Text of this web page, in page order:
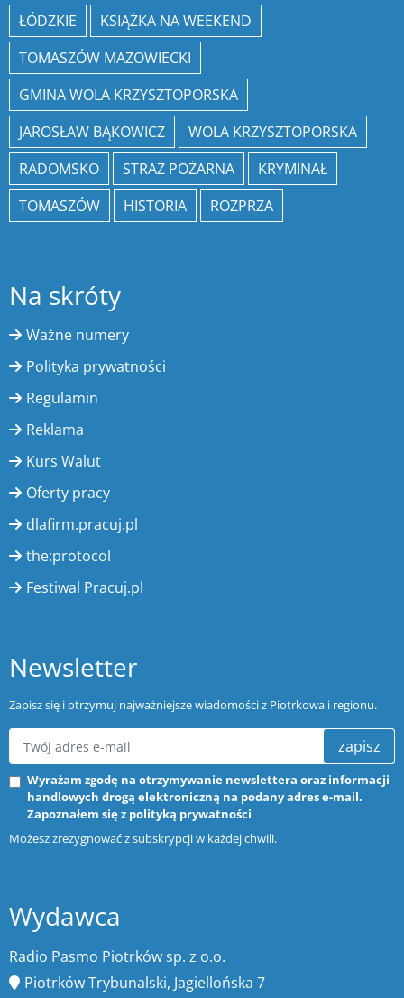
ŁÓDZKIE
KSIĄŻKA NA WEEKEND
TOMASZÓW MAZOWIECKI
GMINA WOLA KRZYSZTOPORSKA
JAROSŁAW BĄKOWICZ
WOLA KRZYSZTOPORSKA
RADOMSKO
STRAŻ POŻARNA
KRYMINAŁ
TOMASZÓW
HISTORIA ROZPRZA
Na skróty
Ważne numery
Polityka prywatności
Regulamin
Reklama
Kurs Walut
Oferty pracy
dlafirm.pracuj.pl
the:protocol
Festiwal Pracuj.pl
Newsletter
Zapisz się i otrzymuj najważniejsze wiadomości z Piotrkowa i regionu.
zapisz
Wyrażam zgodę na otrzymywanie newslettera oraz informacji
handlowych drogą elektroniczną na podany adres e-mail.
Zapoznałem się z polityką prywatności
Możesz zrezygnować z subskrypcji w każdej chwili.
Wydawca
Radio Pasmo Piotrków sp. z o.o.
Piotrków Trybunalski, Jagiellońska 7